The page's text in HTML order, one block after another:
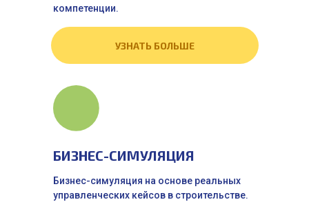
компетенции.
УЗНАТЬ БОЛЬШЕ
БИЗНЕС-СИМУЛЯЦИЯ
Бизнес-симуляция на основе реальных
управленческих кейсов в строительстве.